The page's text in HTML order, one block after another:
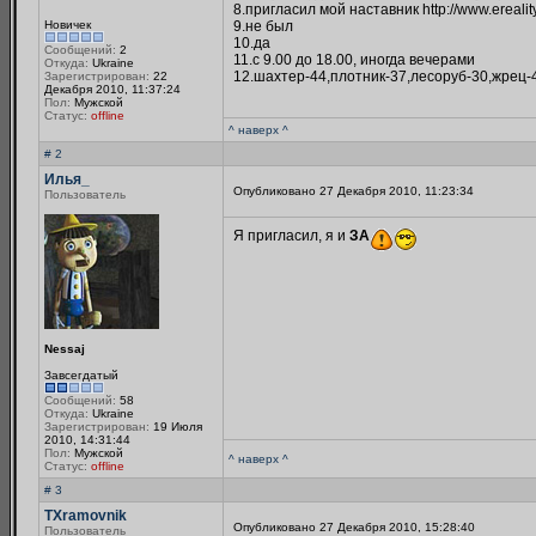
Новичек
Сообщений: 2
Откуда: Ukraine
Зарегистрирован: 22
Декабря 2010, 11:37:24
Пол: Мужской
Статус: offline
8.пригласил мой наставник http://
9.не был
10.да
11.с 9.00 до 18.00, иногда вечерами
12.шахтер-44,плотник-37,лесоруб-30,жрец-
^ наверх ^
# 2
Илья_
Пользователь
Nessaj
Завсегдатый
Сообщений: 58
Откуда: Ukraine
Зарегистрирован: 19 Июля
2010, 14:31:44
Пол: Мужской
Статус: offline
Опубликовано 27 Декабря 2010, 11:23:34
Я пригласил, я и ЗА
^ наверх ^
# 3
TXramovnik
Пользователь Опубликовано 27 Декабря 2010, 15:28:40